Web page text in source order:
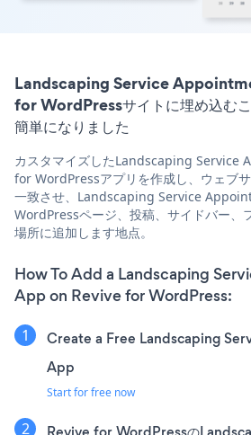
Landscaping Service
for WordPressサイトに埋め込むこ
簡単になりました
カスタマイズしたLandscaping Service
for WordPressアプリを作成し、ウェブ
一致させ、Landscaping Service
WordPressページ、投稿、サイドバー、
場所に追加します地点。
How To Add a Landscaping
App on Revive for WordPress:
Create a Free Landscaping
App
Start for free now